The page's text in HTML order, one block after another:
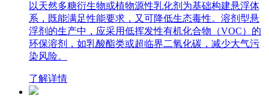
以天然多糖衍生物或植物源性乳化剂为基础构建悬浮体
系，既能满足性能要求，又可降低生态毒性。溶剂型悬
浮剂的生产中，应采用低挥发性有机化合物（VOC）的
环保溶剂，如乳酸酯类或超临界二氧化碳，减少大气污
染风险。
了解详情